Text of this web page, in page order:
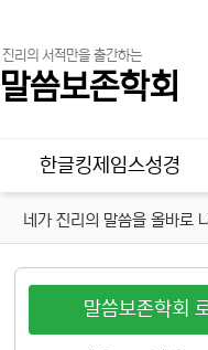
진리의 서적만을 출간하는
말씀보존학회
메인 메뉴
한글킹제임스성경
네가 진리의 말씀을 올바로
말씀보존학회